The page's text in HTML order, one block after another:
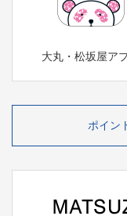
大丸・松坂屋ア
ポイン